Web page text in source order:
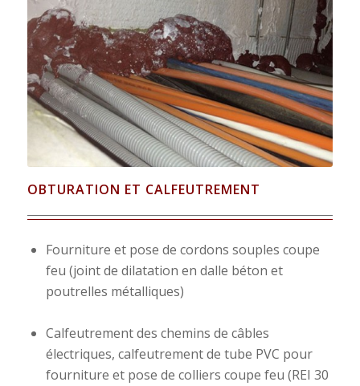
OBTURATION ET CALFEUTREMENT
Fourniture et pose de cordons souples coupe
feu (joint de dilatation en dalle béton et
poutrelles métalliques)
Calfeutrement des chemins de câbles
électriques, calfeutrement de tube PVC pour
fourniture et pose de colliers coupe feu (REI 30